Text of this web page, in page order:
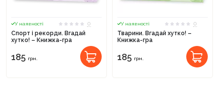
У наявності
0
Спорт і рекорди. Вгадай
хутко! – Книжка-гра
185 грн.
У наявності
0
Тварини. Вгадай хутко! –
Книжка-гра
185 грн.